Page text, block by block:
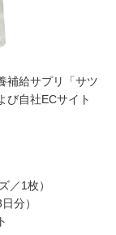
補給サプリ「サツ
び自社ECサイト
／1枚）
分）